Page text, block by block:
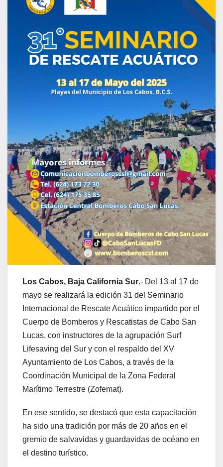
Los Cabos, Baja California Sur.- Del 13 al 17 de
mayo se realizará la edición 31 del Seminario
Internacional de Rescate Acuático impartido por el
Cuerpo de Bomberos y Rescatistas de Cabo San
Lucas, con instructores de la agrupación Surf
Lifesaving del Sur y con el respaldo del XV
Ayuntamiento de Los Cabos, a través de la
Coordinación Municipal de la Zona Federal
Marítimo Terrestre (Zofemat).
En ese sentido, se destacó que esta capacitación
ha sido una tradición por más de 20 años en el
gremio de salvavidas y guardavidas de océano en
el destino turístico.